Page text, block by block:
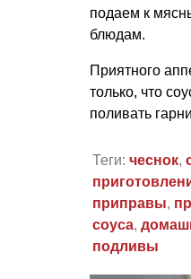
подаем к
блюдам.
Приятного
только, что
поливать
Теги: чеснок,
приправы,
соуса,
подливы